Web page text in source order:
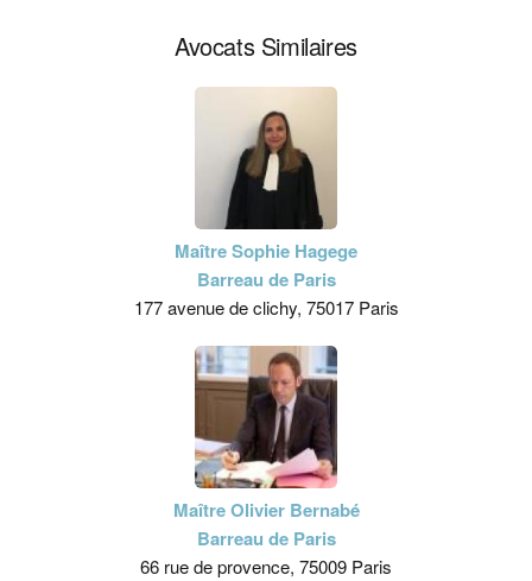
Avocats Similaires
Maître Sophie Hagege
Barreau de Paris
177 avenue de clichy, 75017 Paris
Maître Olivier Bernabé
Barreau de Paris
66 rue de provence, 75009 Paris